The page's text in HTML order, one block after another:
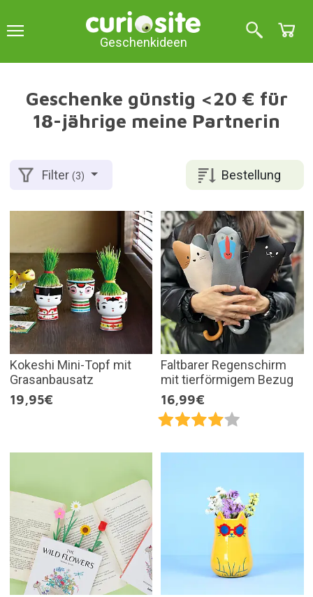
Geschenkideen
Geschenke günstig <20 € für
18-jährige meine Partnerin
Bestellung
Filter(3)
Kokeshi Mini-Topf mit
Grasanbausatz
19,95€
Faltbarer Regenschirm
mit tierförmigem Bezug
16,99€